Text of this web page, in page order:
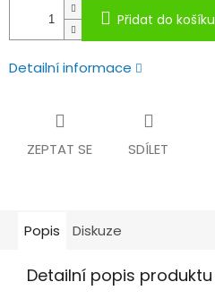
Přidat do košíku
Detailní informace
ZEPTAT SE SDÍLET
Popis Diskuze
Detailní popis produktu